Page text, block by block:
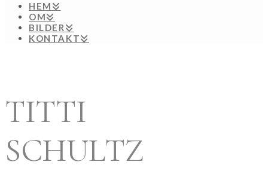
HEM
OM
BILDER
KONTAKT
TITTI
SCHULTZ